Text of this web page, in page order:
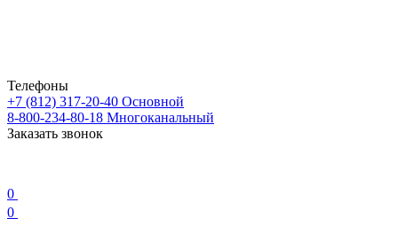
Телефоны
+7 (812) 317-20-40 Основной
8-800-234-80-18 Многоканальный
Заказать звонок
0
0